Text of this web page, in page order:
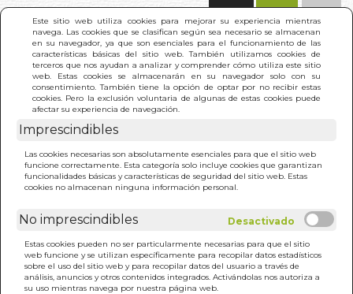
Este sitio web utiliza cookies para mejorar su experiencia mientras
navega. Las cookies que se clasifican según sea necesario se almacenan
en su navegador, ya que son esenciales para el funcionamiento de las
características básicas del sitio web. También utilizamos cookies de
terceros que nos ayudan a analizar y comprender cómo utiliza este sitio
web. Estas cookies se almacenarán en su navegador solo con su
consentimiento. También tiene la opción de optar por no recibir estas
cookies. Pero la exclusión voluntaria de algunas de estas cookies puede
afectar su experiencia de navegación.
Imprescindibles
Las cookies necesarias son absolutamente esenciales para que el sitio web
funcione correctamente. Esta categoría solo incluye cookies que garantizan
funcionalidades básicas y características de seguridad del sitio web. Estas
cookies no almacenan ninguna información personal.
No imprescindibles
Estas cookies pueden no ser particularmente necesarias para que el sitio
web funcione y se utilizan específicamente para recopilar datos estadísticos
sobre el uso del sitio web y para recopilar datos del usuario a través de
análisis, anuncios y otros contenidos integrados. Activándolas nos autoriza a
su uso mientras navega por nuestra página web.
INICIO >
ALMA